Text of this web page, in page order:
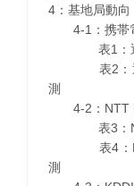
4：基地局動向
4-1：携帯
表1：通信
表2：通信
測
4-2：NTTド
表3：NTT
表4：NTT
測